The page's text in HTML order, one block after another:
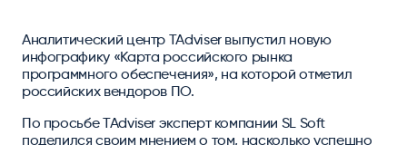
Аналитический центр TAdviser выпустил новую
инфографику «Карта российского рынка
программного обеспечения», на которой отметил
российских вендоров ПО.
По просьбе TAdviser эксперт компании SL Soft
поделился своим мнением о том, насколько успешно